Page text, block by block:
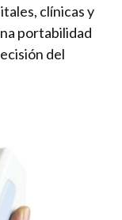
clínicas y
portabilidad
del